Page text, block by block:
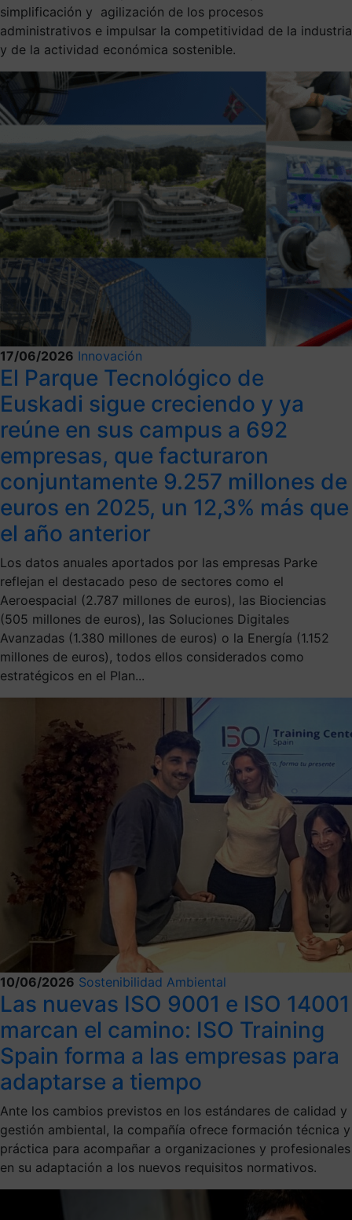
simplificación y agilización de los procesos
administrativos e impulsar la competitividad de la industria
y de la actividad económica sostenible.
17/06/2026 Innovación
El Parque Tecnológico de
Euskadi sigue creciendo y ya
reúne en sus campus a 692
empresas, que facturaron
conjuntamente 9.257 millones de
euros en 2025, un 12,3% más que
el año anterior
Los datos anuales aportados por las empresas Parke
reflejan el destacado peso de sectores como el
Aeroespacial (2.787 millones de euros), las Biociencias
(505 millones de euros), las Soluciones Digitales
Avanzadas (1.380 millones de euros) o la Energía (1.152
millones de euros), todos ellos considerados como
estratégicos en el Plan...
10/06/2026 Sostenibilidad Ambiental
Las nuevas ISO 9001 e ISO 14001
marcan el camino: ISO Training
Spain forma a las empresas para
adaptarse a tiempo
Ante los cambios previstos en los estándares de calidad y
gestión ambiental, la compañía ofrece formación técnica y
práctica para acompañar a organizaciones y profesionales
en su adaptación a los nuevos requisitos normativos.